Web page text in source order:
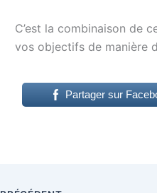
C’est la combinaison de
vos objectifs de manière
Partager sur